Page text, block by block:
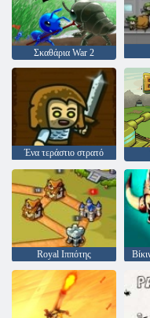
Σκαθάρια War 2
Ένα τεράστιο στρατό
Royal Ιππότης